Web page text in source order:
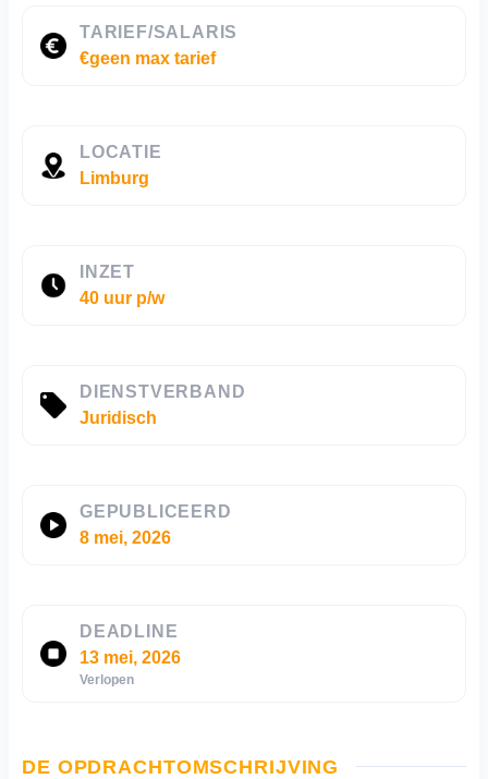
TARIEF/SALARIS
€geen max tarief
LOCATIE
Limburg
INZET
40 uur p/w
DIENSTVERBAND
Juridisch
GEPUBLICEERD
8 mei, 2026
DEADLINE
13 mei, 2026
Verlopen
DE OPDRACHTOMSCHRIJVING